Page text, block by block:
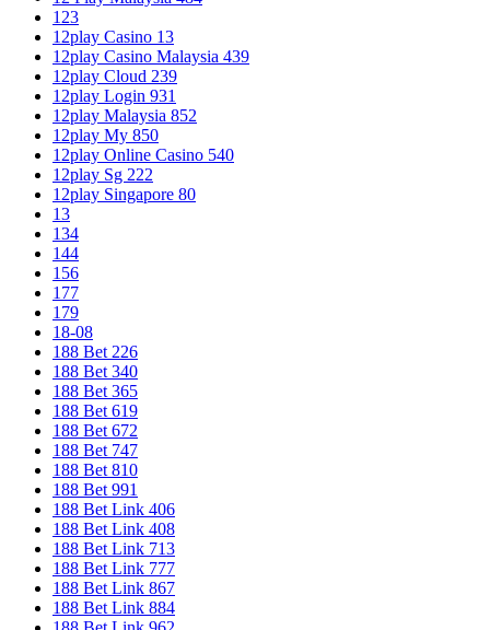
123
12play Casino 13
12play Casino Malaysia 439
12play Cloud 239
12play Login 931
12play Malaysia 852
12play My 850
12play Online Casino 540
12play Sg 222
12play Singapore 80
13
134
144
156
177
179
18-08
188 Bet 226
188 Bet 340
188 Bet 365
188 Bet 619
188 Bet 672
188 Bet 747
188 Bet 810
188 Bet 991
188 Bet Link 406
188 Bet Link 408
188 Bet Link 713
188 Bet Link 777
188 Bet Link 867
188 Bet Link 884